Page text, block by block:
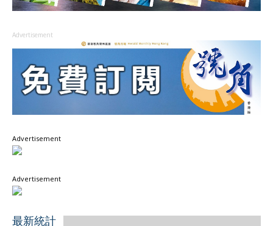
Advertisement
Advertisement
Advertisement
最新統計